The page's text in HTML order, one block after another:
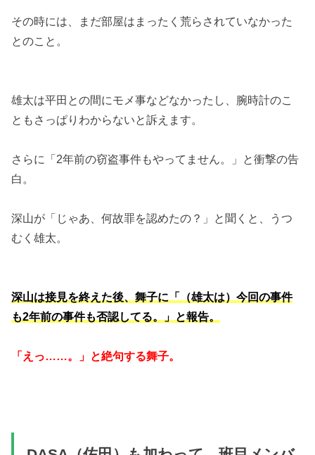
その時には、まだ部屋はまったく荒らされていなかった
とのこと。
雄太は平田との間にモメ事などなかったし、腕時計のこ
ともさっぱりわからないと訴えます。
さらに「2年前の窃盗事件もやってません。」と衝撃の告
白。
深山が「じゃあ、何故罪を認めたの？」と聞くと、うつ
むく雄太。
深山は接見を終えた後、舞子に「（雄太は）今回の事件
も2年前の事件も否認してる。」と報告。
「えっ……。」と絶句する舞子。